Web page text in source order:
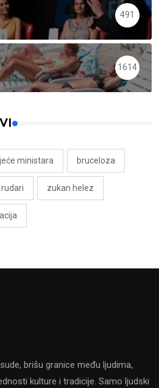
491
1614
ministara bruceloza
rudari zukan helez
brišu granice među ljudima,
kulture i tradicije. Samo ljudski